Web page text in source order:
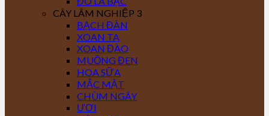
CÂY LÂM NGHIỆP 3
BẠCH ĐÀN
XOAN TA
XOAN ĐÀO
MUỒNG ĐEN
HOA SỮA
MẮC MẬT
CHÙM NGÂY
ƯƠI